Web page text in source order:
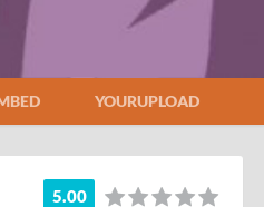
YOURUPLOAD
5.00